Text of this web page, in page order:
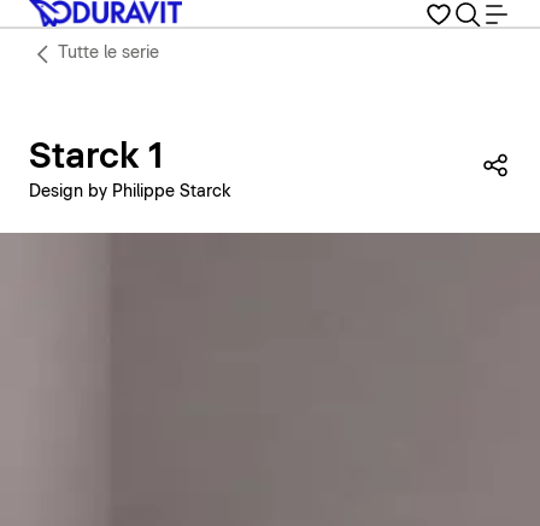
Tutte le serie
Starck 1
Design by Philippe Starck